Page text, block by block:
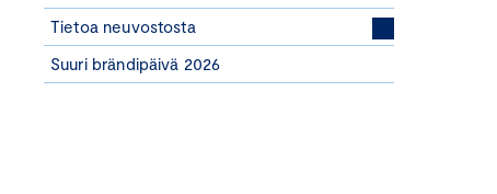
Tietoa neuvostosta
Suuri brändipäivä 2026